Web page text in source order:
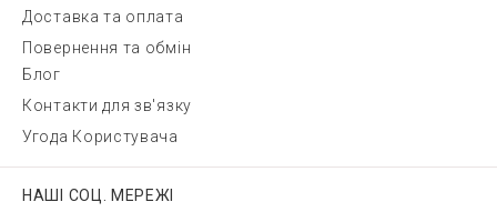
Доставка та оплата
Повернення та обмін
Блог
Контакти для зв'язку
Угода Користувача
НАШІ СОЦ. МЕРЕЖІ